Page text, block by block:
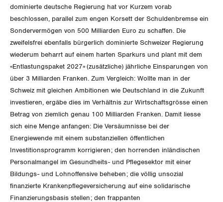
BROSCHÜREN/BÜCHER
Bestellformular
Vorstand
Präsidialausschuss
Feministische Kommission
Jugendkommission
Migrationskommission
Queer-Kommission
Rentner:innen-Kommission
ZENTRALSEKRETARIAT
KANTONALE BÜNDE
Aargau
Beide Basel
Bern
Freiburg
Genf
Glarus
ANGESCHLOSSENE VERBÄNDE
OFFENE STELLEN
AGENDA
Artikel
Medienmitteilungen
Dossier
Vernehmlassungen
Bücher/Broschüren
Blog Daniel Lampart
Der Europa-Blog
Kontakt
dominierte deutsche Regierung hat vor Kurzem vorab
beschlossen, parallel zum engen Korsett der Schuldenbremse ein
Sondervermögen von 500 Milliarden Euro zu schaffen. Die
zweifelsfrei ebenfalls bürgerlich dominierte Schweizer Regierung
wiederum beharrt auf einem harten Sparkurs und plant mit dem
«Entlastungspaket 2027» (zusätzliche) jährliche Einsparungen von
über 3 Milliarden Franken. Zum Vergleich: Wollte man in der
Schweiz mit gleichen Ambitionen wie Deutschland in die Zukunft
investieren, ergäbe dies im Verhältnis zur Wirtschaftsgrösse einen
Betrag von ziemlich genau 100 Milliarden Franken. Damit liesse
sich eine Menge anfangen: Die Versäumnisse bei der
Energiewende mit einem substanziellen öffentlichen
Investitionsprogramm korrigieren; den horrenden inländischen
Personalmangel im Gesundheits- und Pflegesektor mit einer
Bildungs- und Lohnoffensive beheben; die völlig unsozial
finanzierte Krankenpflegeversicherung auf eine solidarische
Finanzierungsbasis stellen; den frappanten